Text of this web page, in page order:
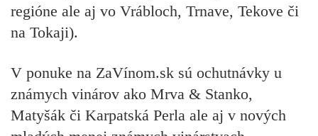
regióne ale aj vo Vrábloch, Trnave, Tekove či
na Tokaji).
V ponuke na ZaVínom.sk sú ochutnávky u
známych vinárov ako Mrva & Stanko,
Matyšák či Karpatská Perla ale aj v nových